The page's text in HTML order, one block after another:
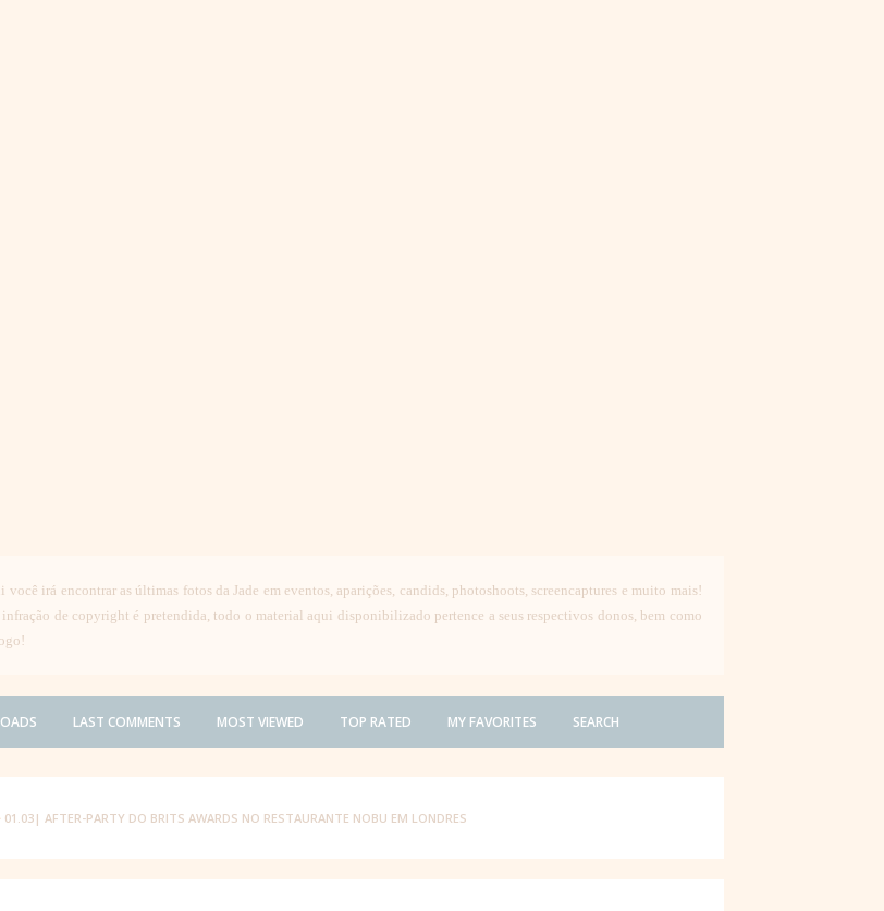
você irá encontrar as últimas fotos da Jade em eventos, aparições, candids, photoshoots, screencaptures e muito mais!
de copyright é pretendida, todo o material aqui disponibilizado pertence a seus respectivos donos, bem como
LAST COMMENTS MOST VIEWED TOP RATED MY FAVORITES SEARCH
01.03| AFTER-PARTY DO BRITS AWARDS NO RESTAURANTE NOBU EM LONDRES